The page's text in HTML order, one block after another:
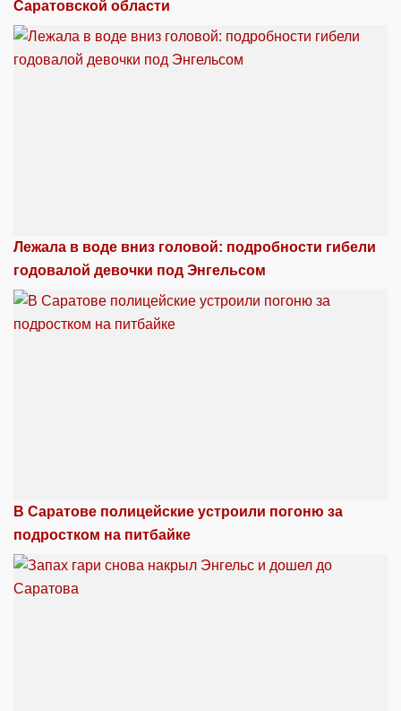
Саратовской области
Лежала в воде вниз головой: подробности гибели
годовалой девочки под Энгельсом
В Саратове полицейские устроили погоню за
подростком на питбайке